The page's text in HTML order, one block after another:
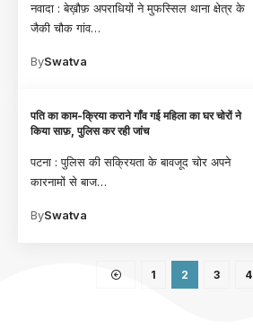
नवादा : बेख़ौफ़ अपराधियों ने मुफस्सिल थाना क्षेत्र के
जैकी चौक गांव…
BySwatva
पति का काम-क्रिया कराने गाँव गई महिला का घर चोरों ने
किया साफ़, पुलिस कर रही जांच
पटना : पुलिस की सक्रियता के बावजूद चोर अपने
कारनामों से बाज…
BySwatva
1 2 3 4